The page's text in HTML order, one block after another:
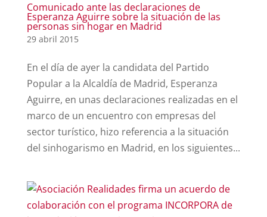
Comunicado ante las declaraciones de
Esperanza Aguirre sobre la situación de las
personas sin hogar en Madrid
29 abril 2015
En el día de ayer la candidata del Partido
Popular a la Alcaldía de Madrid, Esperanza
Aguirre, en unas declaraciones realizadas en el
marco de un encuentro con empresas del
sector turístico, hizo referencia a la situación
del sinhogarismo en Madrid, en los siguientes...